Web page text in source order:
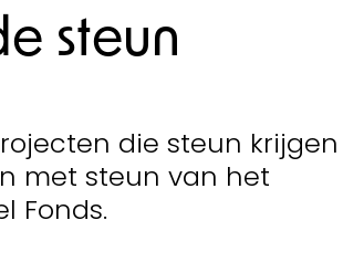
steun
die steun krijgen
met steun van het
Fonds.